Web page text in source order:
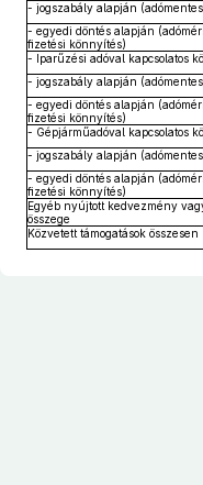
- jogszabály alapján
- egyedi döntés alapján
fizetési könnyítés)
- Iparűzési adóval kapcsolatos
- jogszabály alapján
- egyedi döntés alapján
fizetési könnyítés)
- Gépjárműadóval kapcsolatos
- jogszabály alapján
- egyedi döntés alapján
fizetési könnyítés)
Egyéb nyújtott kedvezmény
összege
Közvetett támogatások összesen